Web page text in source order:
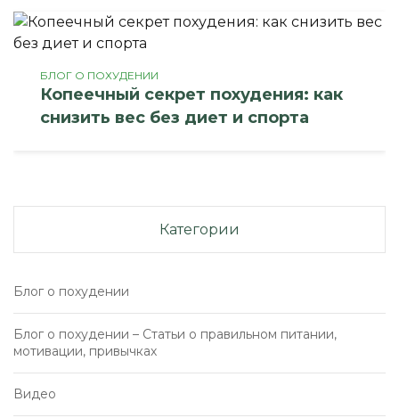
БЛОГ О ПОХУДЕНИИ
Копеечный секрет похудения: как
снизить вес без диет и спорта
Категории
Блог о похудении
Блог о похудении – Статьи о правильном питании,
мотивации, привычках
Видео